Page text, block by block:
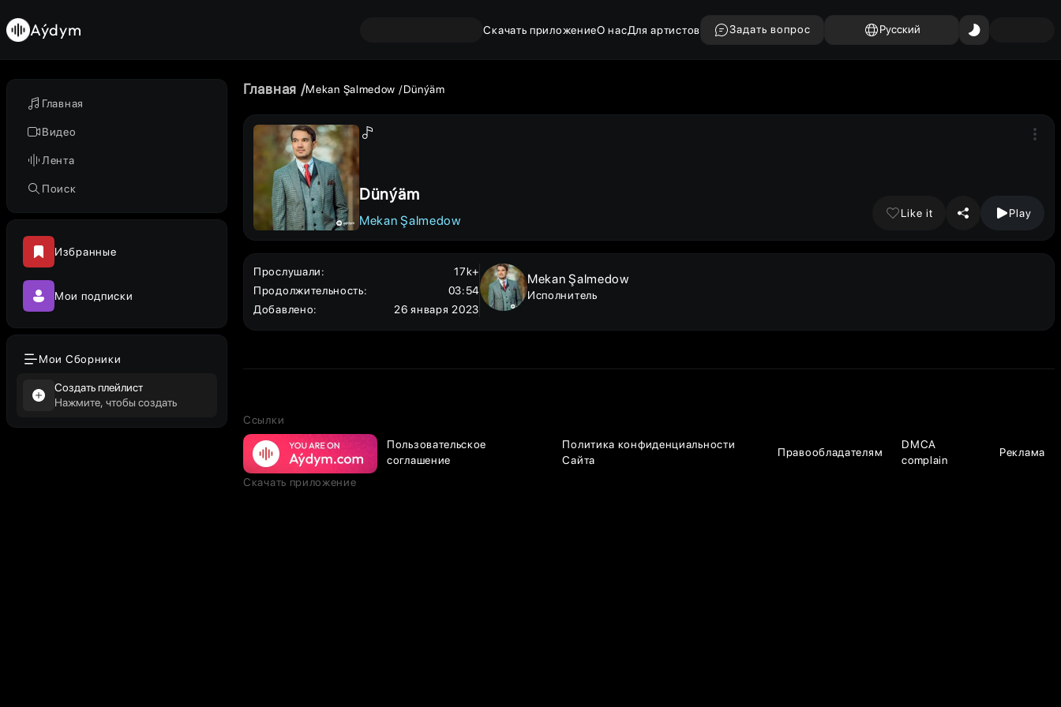
Главная
Видео
Лента
Поиск
Избранные
Мои подписки
Мои Сборники
Создать плейлист
Нажмите, чтобы создать
Aýdym Скачать приложениеО насДля артистов Задать вопрос Русский
Главная Mekan Şalmedow Dünýäm
Dünýäm
Mekan Şalmedow
Like it Play
Прослушали:
17k+
Продолжительность:
03:54
Добавлено: 26 января 2023
Mekan Şalmedow
Исполнитель
Ссылки
Пользовательское
соглашение
Политика конфиденциальности
Сайта
Правообладателям
DMCA
complain
Реклама
Скачать приложение